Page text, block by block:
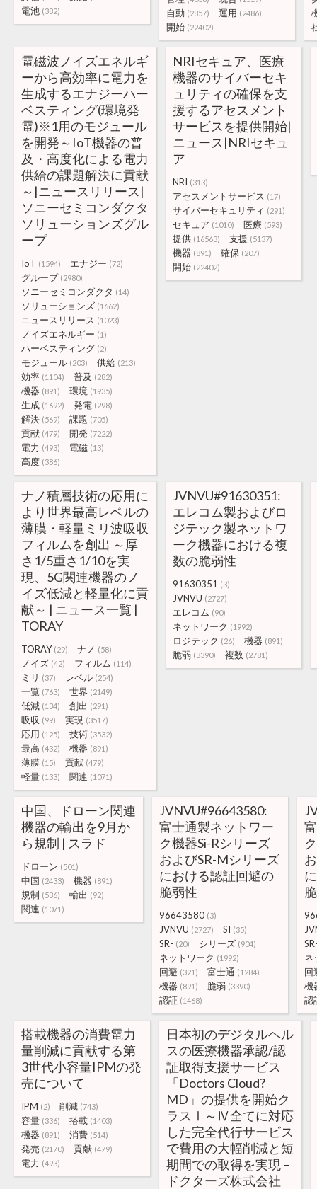
電池 (382) 自動 (2857) 運用 (2486)
開始 (22402)
電磁波ノイズエネルギ
ーから高効率に電力を
生成するエナジーハー
ベスティング(環境発
電)※1用のモジュール
を開発～IoT機器の普
及・高度化による電力
供給の課題解決に貢献
～|ニュースリリース|
ソニーセミコンダクタ
ソリューションズグル
ープ
IoT (1594) エナジー (72)
グループ (2980)
ソニーセミコンダクタ (14)
ソリューションズ (1662)
ニュースリリース (1023)
ノイズエネルギー (1)
ハーベスティング (2)
モジュール (203) 供給 (213)
効率 (1104) 普及 (282)
機器 (891) 環境 (1935)
生成 (1692) 発電 (298)
解決 (569) 課題 (705)
貢献 (479) 開発 (7222)
電力 (493) 電磁 (13)
高度 (386)
NRIセキュア、医療
機器のサイバーセキ
ュリティの確保を支
援するアセスメント
サービスを提供開始|
ニュース|NRIセキュ
ア
NRI (313)
アセスメントサービス (17)
サイバーセキュリティ (291)
セキュア (1010) 医療 (593)
提供 (16563) 支援 (5137)
機器 (891) 確保 (207)
開始 (22402)
ナノ積層技術の応用に
より世界最高レベルの
薄膜・軽量ミリ波吸収
フィルムを創出 ～厚
さ1/5重さ1/10を実
現、5G関連機器のノ
イズ低減と軽量化に貢
献～ | ニュース一覧 |
TORAY
TORAY (29) ナノ (58)
ノイズ (42) フィルム (114)
ミリ (37) レベル (254)
一覧 (763) 世界 (2149)
低減 (134) 創出 (291)
吸収 (99) 実現 (3517)
応用 (125) 技術 (3532)
最高 (432) 機器 (891)
薄膜 (15) 貢献 (479)
軽量 (133) 関連 (1071)
JVNVU#91630351:
エレコム製およびロ
ジテック製ネットワ
ーク機器における複
数の脆弱性
91630351 (3)
JVNVU (2727)
エレコム (90)
ネットワーク (1992)
ロジテック (26) 機器 (891)
脆弱 (3390) 複数 (2781)
中国、ドローン関連
機器の輸出を9月か
ら規制 | スラド
ドローン (501)
中国 (2433) 機器 (891)
規制 (536) 輸出 (92)
関連 (1071)
JVNVU#96643580:
富士通製ネットワー
ク機器Si-Rシリーズ
およびSR-Mシリーズ
における認証回避の
脆弱性
96643580 (3)
JVNVU (2727) SI (35)
SR- (20) シリーズ (904)
ネットワーク (1992)
回避 (321) 富士通 (1284)
機器 (891) 脆弱 (3390)
認証 (1468)
ネ
回
機
認
搭載機器の消費電力
量削減に貢献する第
3世代小容量IPMの発
売について
IPM (2) 削減 (743)
容量 (336) 搭載 (1403)
機器 (891) 消費 (514)
発売 (2170) 貢献 (479)
電力 (493)
日本初のデジタルヘル
スの医療機器承認/認
証取得支援サービス
「Doctors Cloud?
MD」の提供を開始ク
ラスⅠ～Ⅳ全てに対応
した完全代行サービス
で費用の大幅削減と短
期間での取得を実現 –
ドクターズ株式会社